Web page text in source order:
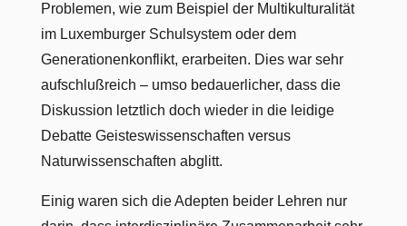
Problemen, wie zum Beispiel der Multikulturalität
im Luxemburger Schulsystem oder dem
Generationenkonflikt, erarbeiten. Dies war sehr
aufschlußreich – umso bedauerlicher, dass die
Diskussion letztlich doch wieder in die leidige
Debatte Geisteswissenschaften versus
Naturwissenschaften abglitt.
Einig waren sich die Adepten beider Lehren nur